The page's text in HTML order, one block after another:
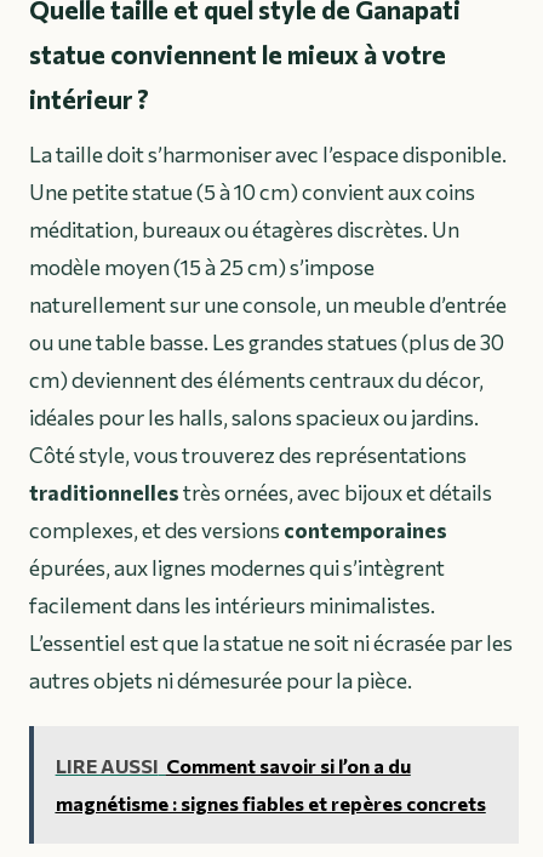
Quelle taille et quel style de Ganapati
statue conviennent le mieux à votre
intérieur ?
La taille doit s’harmoniser avec l’espace disponible.
Une petite statue (5 à 10 cm) convient aux coins
méditation, bureaux ou étagères discrètes. Un
modèle moyen (15 à 25 cm) s’impose
naturellement sur une console, un meuble d’entrée
ou une table basse. Les grandes statues (plus de 30
cm) deviennent des éléments centraux du décor,
idéales pour les halls, salons spacieux ou jardins.
Côté style, vous trouverez des représentations
traditionnellestrès ornées, avec bijoux et détails
complexes, et des versionscontemporaines
épurées, aux lignes modernes qui s’intègrent
facilement dans les intérieurs minimalistes.
L’essentiel est que la statue ne soit ni écrasée par les
autres objets ni démesurée pour la pièce.
LIRE AUSSI Comment savoir si l’on a du
magnétisme : signes fiables et repères concrets